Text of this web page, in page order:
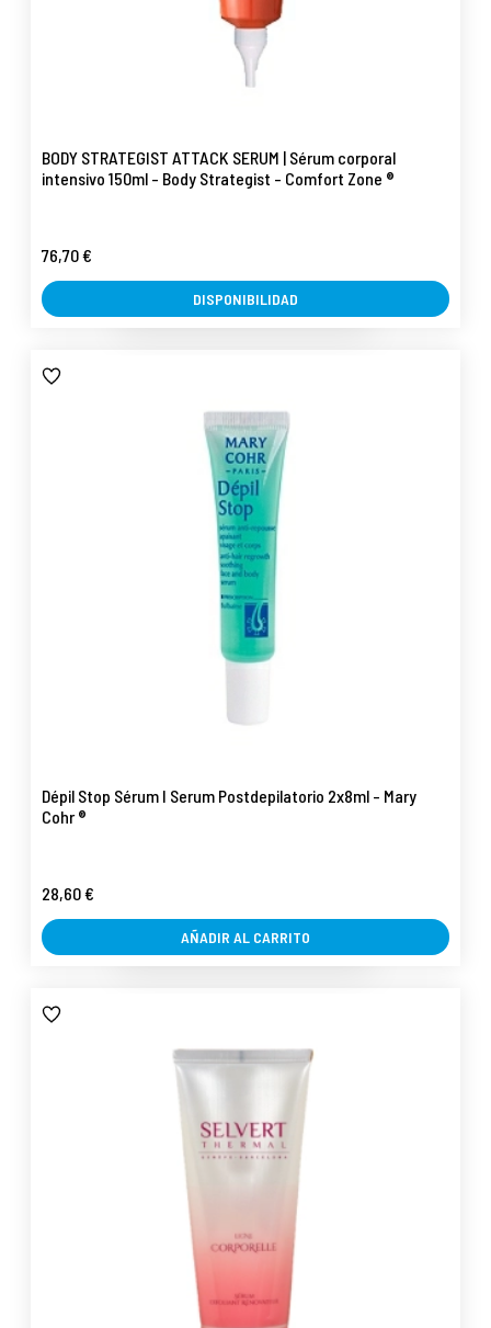
BODY STRATEGIST ATTACK SERUM | Sérum corporal
intensivo 150ml - Body Strategist - Comfort Zone ®
76,70 €
DISPONIBILIDAD
Dépil Stop Sérum I Serum Postdepilatorio 2x8ml - Mary
Cohr ®
28,60 €
AÑADIR AL CARRITO